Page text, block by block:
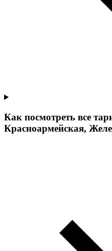
Как посмотреть все
Красноармейская,